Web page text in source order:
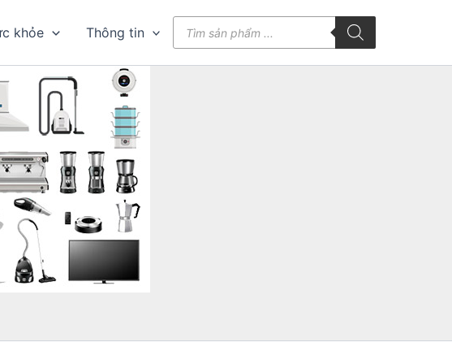
khỏe Thông tin
kiếm